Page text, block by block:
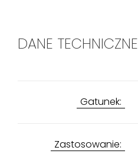
DANE TECHNICZNE
Gatunek:
Zastosowanie: